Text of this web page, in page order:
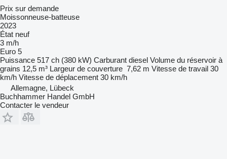
Prix sur demande
Moissonneuse-batteuse
2023
État neuf
3 m/h
Euro 5
Puissance 517 ch (380 kW) Carburant diesel Volume du réservoir à
grains 12,5 m³ Largeur de couverture 7,62 m Vitesse de travail 30
km/h Vitesse de déplacement 30 km/h
Allemagne, Lübeck
Buchhammer Handel GmbH
Contacter le vendeur